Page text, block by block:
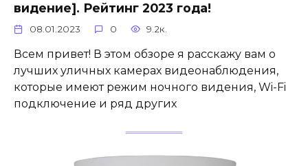
видение]. Рейтинг 2023 года!
08.01.2023 0 9.2к.
Всем привет! В этом обзоре я расскажу вам о
лучших уличных камерах видеонаблюдения,
которые имеют режим ночного видения, Wi-Fi
подключение и ряд других